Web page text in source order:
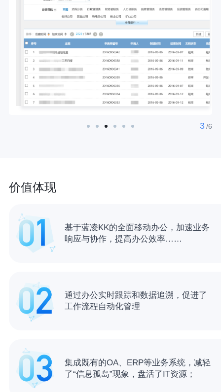
3/6
价值体现
基于蓝凌KK的全面移动办公，加速业务
响应与协作，提高办公效率……
通过办公实时跟踪和数据追溯，促进了
工作流程自动化管理
集成既有的OA、ERP等业务系统，减轻
了“信息孤岛”现象，盘活了IT资源；